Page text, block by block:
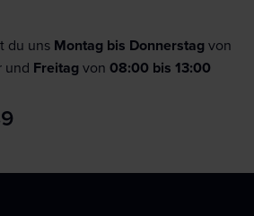
du uns Montag bis Donnerstag von
und Freitag von 08:00 bis 13:00